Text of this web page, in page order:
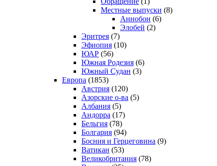
Местные выпуски (8)
Аннобон (6)
Элобей (2)
Эритрея (7)
Эфиопия (10)
ЮАР (56)
Южная Родезия (6)
Южный Судан (3)
Европа (1853)
Австрия (120)
Азорские о-ва (5)
Албания (5)
Андорра (17)
Бельгия (78)
Болгария (94)
Босния и Герцеговина (9)
Ватикан (53)
Великобритания (78)